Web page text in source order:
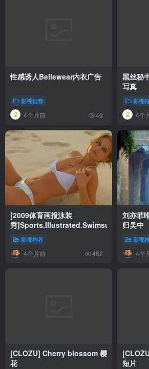
性感诱人Bellewear内衣广告
影视推荐
4个月前 49
黑丝秘
写真
影视
4个
[2009体育画报泳装
秀]Sports.Illustrated.Swimsuit.2009
影视推荐
4个月前 462
刘亦菲
归吴中
影视
4个
[CLOZU] Cherry blossom 樱
花
短片